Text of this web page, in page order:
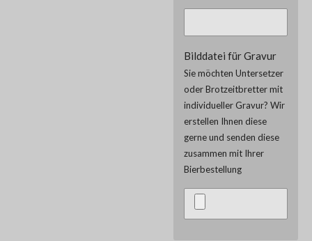
Bilddatei für Gravur
Sie möchten Untersetzer
oder Brotzeitbretter mit
individueller Gravur? Wir
erstellen Ihnen diese
gerne und senden diese
zusammen mit Ihrer
Bierbestellung